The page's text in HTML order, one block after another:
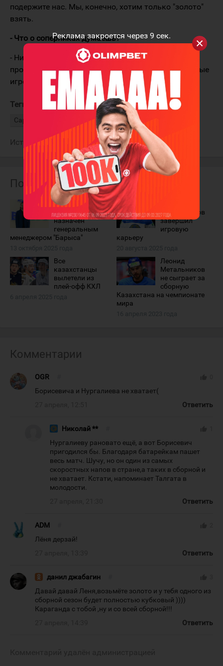
Реклама закроется через 9 сек.
подержите нас. Мы, конечно, хотим только "золото"
взять.
- Что о соперниках думаешь?
- Ничего не думаю. Не знаю даже, кто там. С
прошлого года команды всё равно меняются. Новые
игроки. Главное - на своей игре сосредоточиться.
Теги: Метальников Леонид
Сборная Казахстана
Сарыарка
Источник:
Похожие материалы
Леонид
Метальников
назначен
генеральным
менеджером "Барыса"
Метальников
завершил
игровую
карьеру
Все
казахстанцы
вылетели из
плей-офф КХЛ
Леонид
Метальников
не сыграет за
сборную
Казахстана на чемпионате
мира
Комментарии
OGR
Борисевича и Нургалиева не хватает(
Ответить
Николай **
Нургалиеву рановато ещё, а вот Борисевич
пригодился бы. Благодаря батарейкам пашет
весь матч. Шучу, но он один из самых
скоростных напов в стране,а таких в сборной и
не хватает. Кстати, напоминает Талгата в
молодости.
Ответить
ADM
Лёня дерзай!
Ответить
данил джабагин
Давай давай Леня,возьмёте золото и у тебя одного из
сборной сезон будет полностью кубковый ))))
Караганда с тобой ,ну и со всей сборной!!!
Ответить